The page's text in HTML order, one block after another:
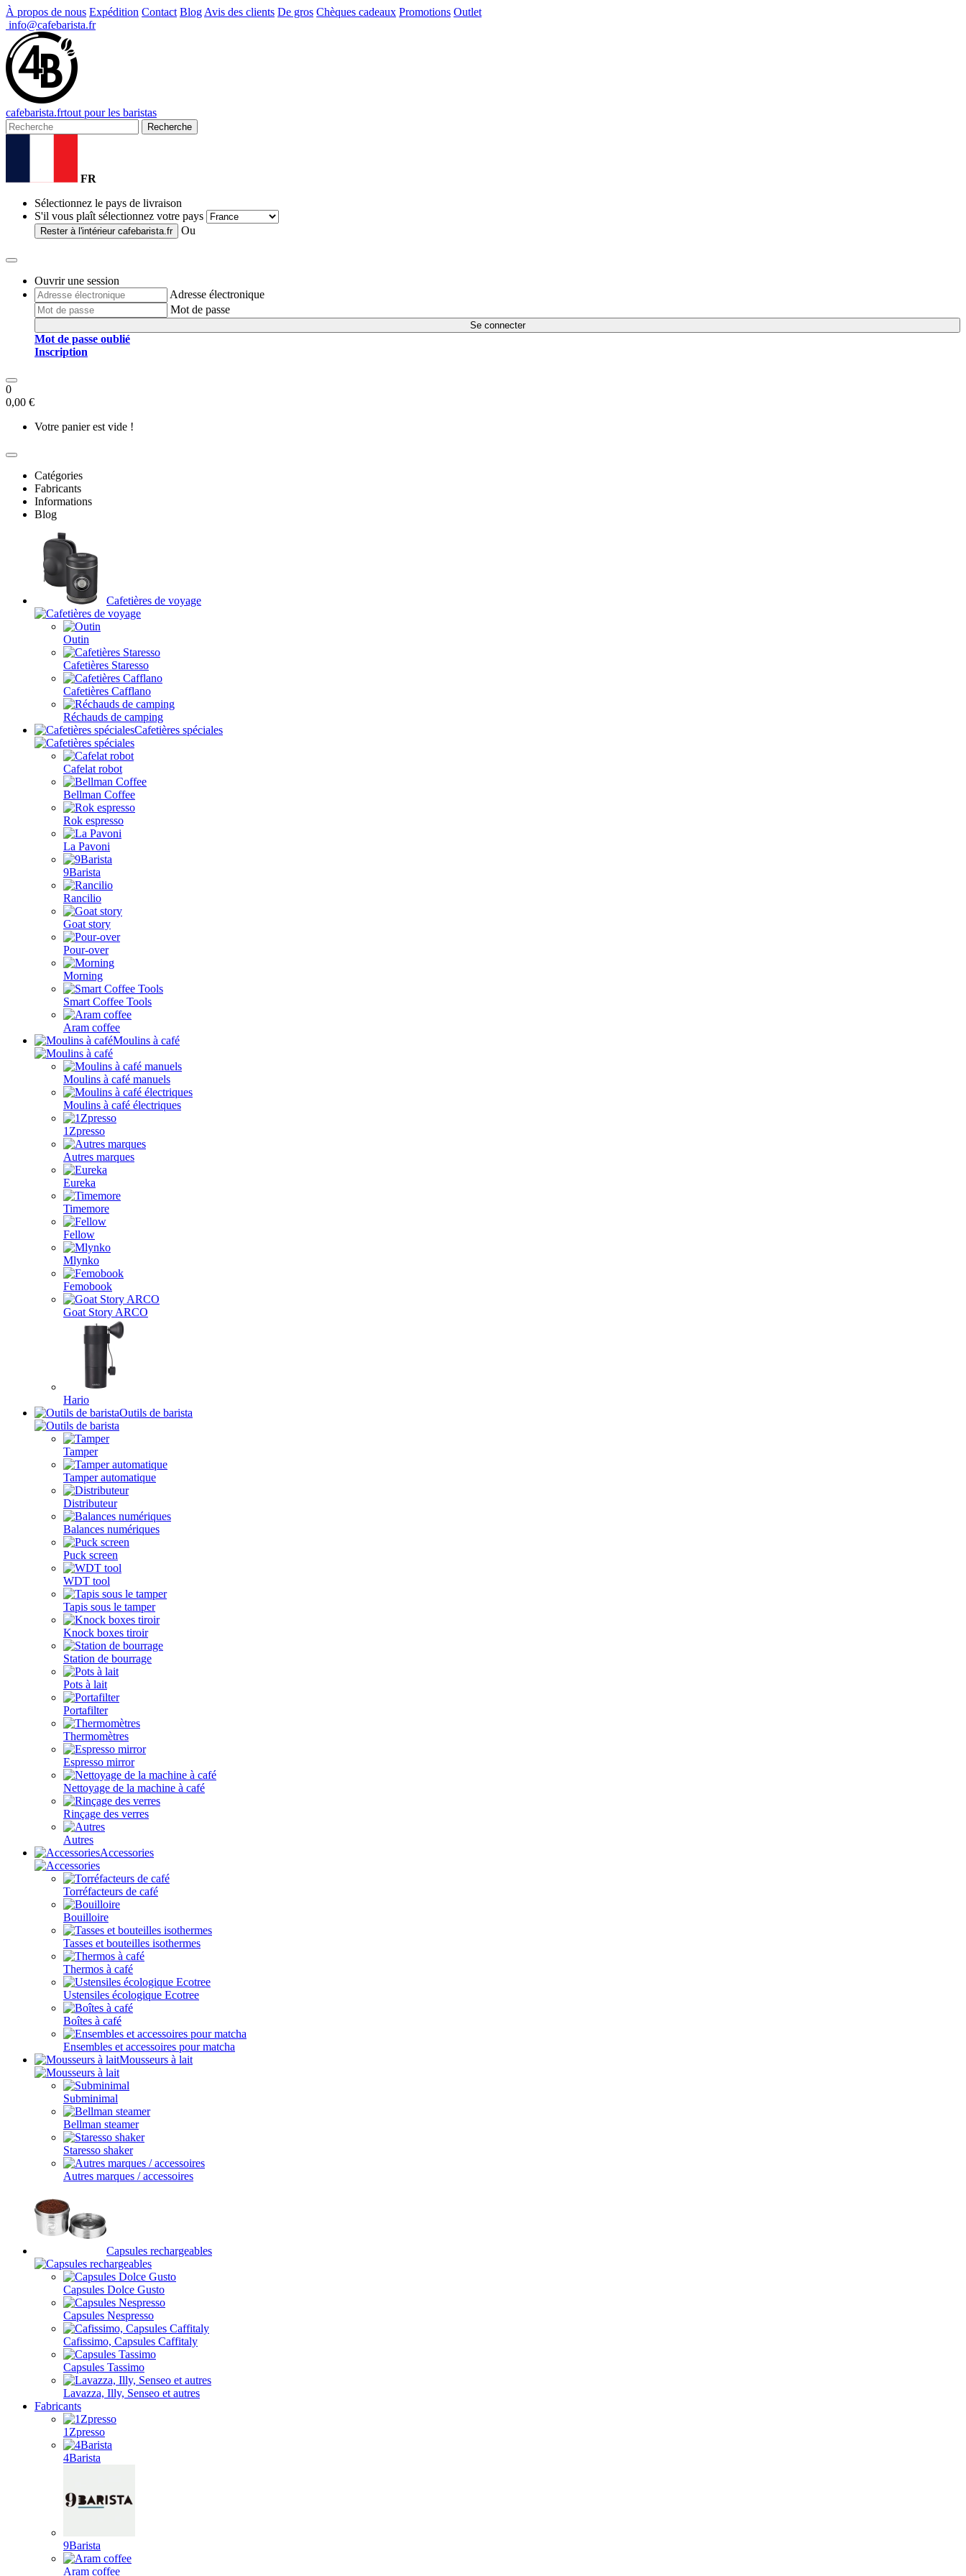
À propos de nous Expédition Contact Blog Avis des clients De gros Chèques cadeaux Promotions Outlet
info@cafebarista.fr
cafebarista.frtout pour les baristas
Recherche
FR
Sélectionnez le pays de livraison
S'il vous plaît sélectionnez votre pays
Rester à l'intérieur cafebarista.fr Ou
Ouvrir une session
Adresse électronique
Mot de passe
Se connecter
Mot de passe oublié
Inscription
0
0,00 €
Votre panier est vide !
Catégories
Fabricants
Informations
Blog
Cafetières de voyage
Outin
Cafetières Staresso
Cafetières Cafflano
Réchauds de camping
Cafetières spéciales
Cafelat robot
Bellman Coffee
Rok espresso
La Pavoni
9Barista
Rancilio
Goat story
Pour-over
Morning
Smart Coffee Tools
Aram coffee
Moulins à café
Moulins à café manuels
Moulins à café électriques
1Zpresso
Autres marques
Eureka
Timemore
Fellow
Mlynko
Femobook
Goat Story ARCO
Hario
Outils de barista
Tamper
Tamper automatique
Distributeur
Balances numériques
Puck screen
WDT tool
Tapis sous le tamper
Knock boxes tiroir
Station de bourrage
Pots à lait
Portafilter
Thermomètres
Espresso mirror
Nettoyage de la machine à café
Rinçage des verres
Autres
Accessories
Torréfacteurs de café
Bouilloire
Tasses et bouteilles isothermes
Thermos à café
Ustensiles écologique Ecotree
Boîtes à café
Ensembles et accessoires pour matcha
Mousseurs à lait
Subminimal
Bellman steamer
Staresso shaker
Autres marques / accessoires
Capsules rechargeables
Capsules Dolce Gusto
Capsules Nespresso
Cafissimo, Capsules Caffitaly
Capsules Tassimo
Lavazza, Illy, Senseo et autres
Fabricants
1Zpresso
4Barista
9Barista
Aram coffee